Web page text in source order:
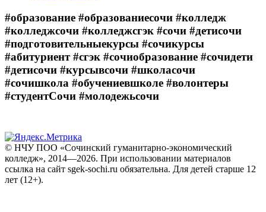
#образование #образованиесочи #колледж
#колледжсочи #колледжсгэк #сочи #детисочи
#подготовительныекурсы #сочикурсы
#абитуриент #сгэк #сочиобразование #сочидети
#детисочи #курсывсочи #школасочи
#сочишкола #обучениевшколе #волонтеры
#студентСочи #молодежьсочи
© НЧУ ПОО «Сочинский гуманитарно-экономический
колледж», 2014—2026. При использовании материалов
ссылка на сайт sgek-sochi.ru обязательна. Для детей старше 12
лет (12+).